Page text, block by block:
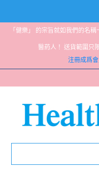
「健樂」 的宗旨就如我們的名
醫葯人！ 送貨範圍只
注冊成爲